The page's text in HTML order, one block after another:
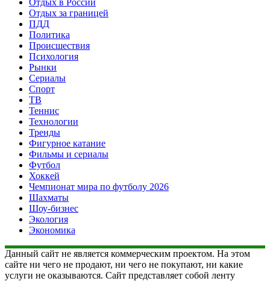
Отдых за границей
ПДД
Политика
Происшествия
Психология
Рынки
Сериалы
Спорт
ТВ
Теннис
Технологии
Тренды
Фигурное катание
Фильмы и сериалы
Футбол
Хоккей
Чемпионат мира по футболу 2026
Шахматы
Шоу-бизнес
Экология
Экономика
Данный сайт не является коммерческим проектом. На этом
сайте ни чего не продают, ни чего не покупают, ни какие
услуги не оказываются. Сайт представляет собой ленту